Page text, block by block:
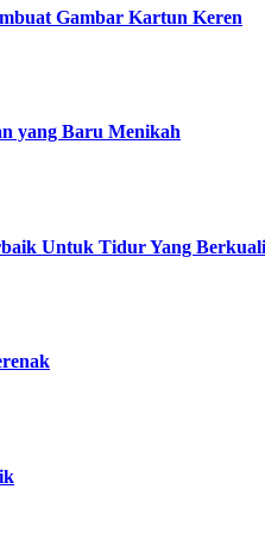
Gambar Kartun Keren
yang Baru Menikah
Untuk Tidur Yang